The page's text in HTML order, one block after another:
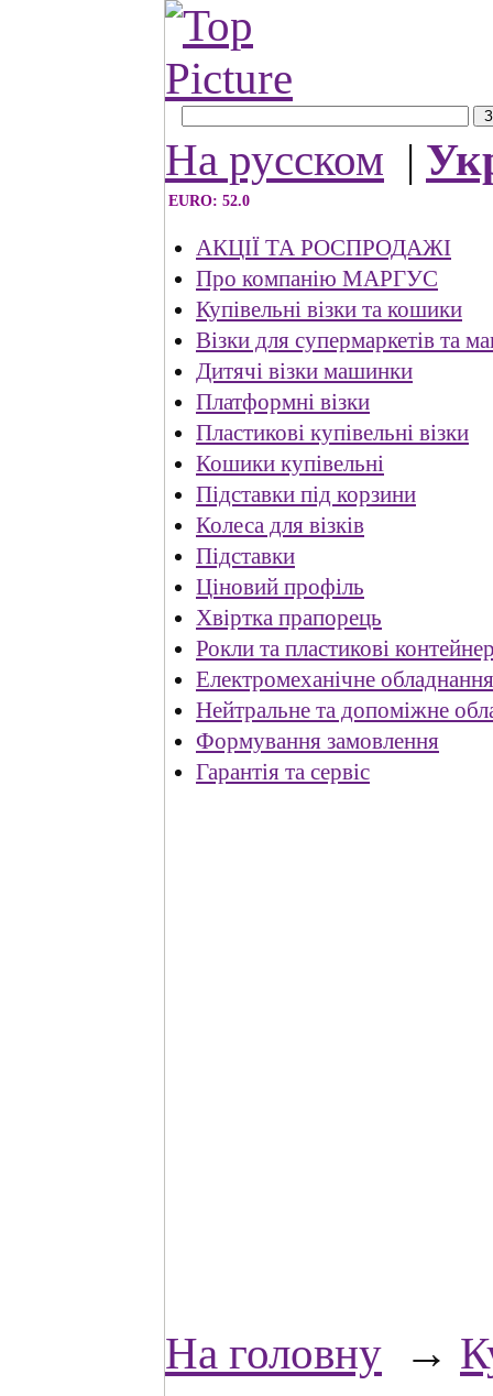
На русском |
EURO: 52.0
АКЦІЇ ТА РОСПРОДАЖІ
Про компанію МАРГУС
Купівельні візки та кошики
Візки для супермаркетів та
Дитячі візки машинки
Платформні візки
Пластикові купівельні візки
Кошики купівельні
Підставки під корзини
Колеса для візків
Підставки
Ціновий профіль
Хвіртка прапорець
Рокли та пластикові
Електромеханічне обладнання
Нейтральне та допоміжне
Формування замовлення
Гарантія та сервіс
На головну →